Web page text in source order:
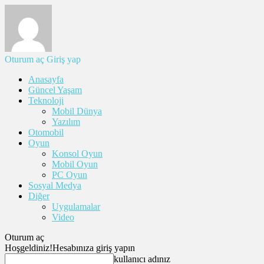
Oturum aç Giriş yap
Anasayfa
Güncel Yaşam
Teknoloji
Mobil Dünya
Yazılım
Otomobil
Oyun
Konsol Oyun
Mobil Oyun
PC Oyun
Sosyal Medya
Diğer
Uygulamalar
Video
Oturum aç
Hoşgeldiniz!Hesabınıza giriş yapın
kullanıcı adınız